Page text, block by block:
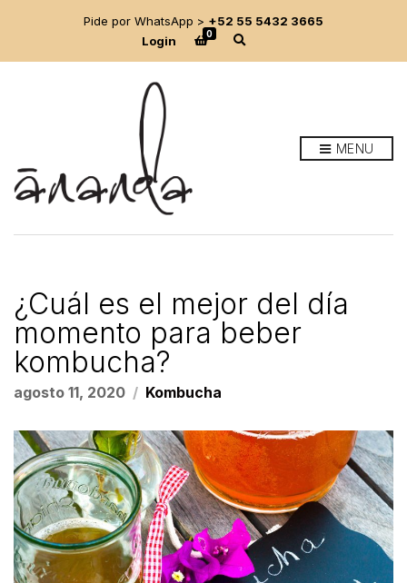
Pide por WhatsApp > +52 55 5432 3665
Login
0
E
MENU
¿Cuál es el mejor del día
momento para beber
kombucha?
agosto 11, 2020 Kombucha